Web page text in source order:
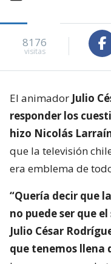
8176
visitas
El animador Julio
responder los
hizo Nicolás
que la televisión
era emblema de
“Quería decir que
no puede ser que
Julio César
que tenemos llena